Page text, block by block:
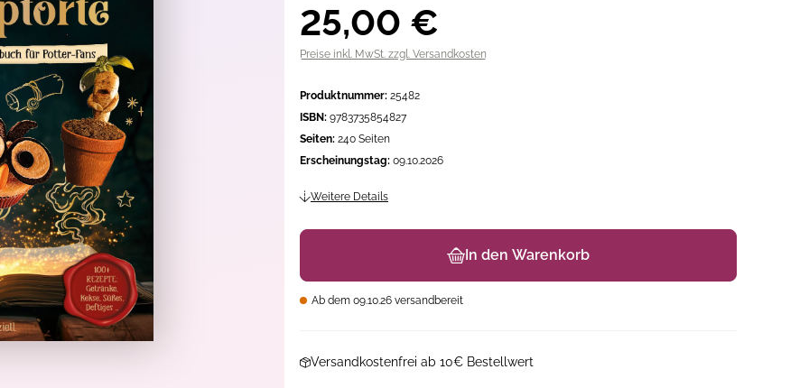
25,00 €
Preise inkl. MwSt. zzgl. Versandkosten
Produktnummer: 25482
ISBN: 9783735854827
Seiten: 240 Seiten
Erscheinungstag: 09.10.2026
Weitere Details
In den Warenkorb
Ab dem 09.10.26 versandbereit
Versandkostenfrei ab 10€ Bestellwert